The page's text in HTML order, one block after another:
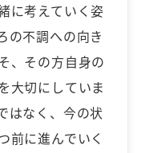
に考えていく姿
の不調への向き
、その方自身の
大切にしていま
はなく、今の状
前に進んでいく